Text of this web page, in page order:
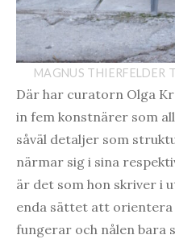
MAGNUS THIERFELDER
Där har curatorn Olga
in fem konstnärer som
såväl detaljer som
närmar sig i sina
är det som hon skriver i
enda sättet att orientera
fungerar och nålen